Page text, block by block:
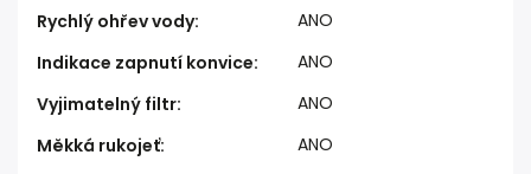
Rychlý ohřev vody:
ANO
Indikace zapnutí konvice:
ANO
Vyjimatelný filtr:
ANO
Měkká rukojeť:
ANO